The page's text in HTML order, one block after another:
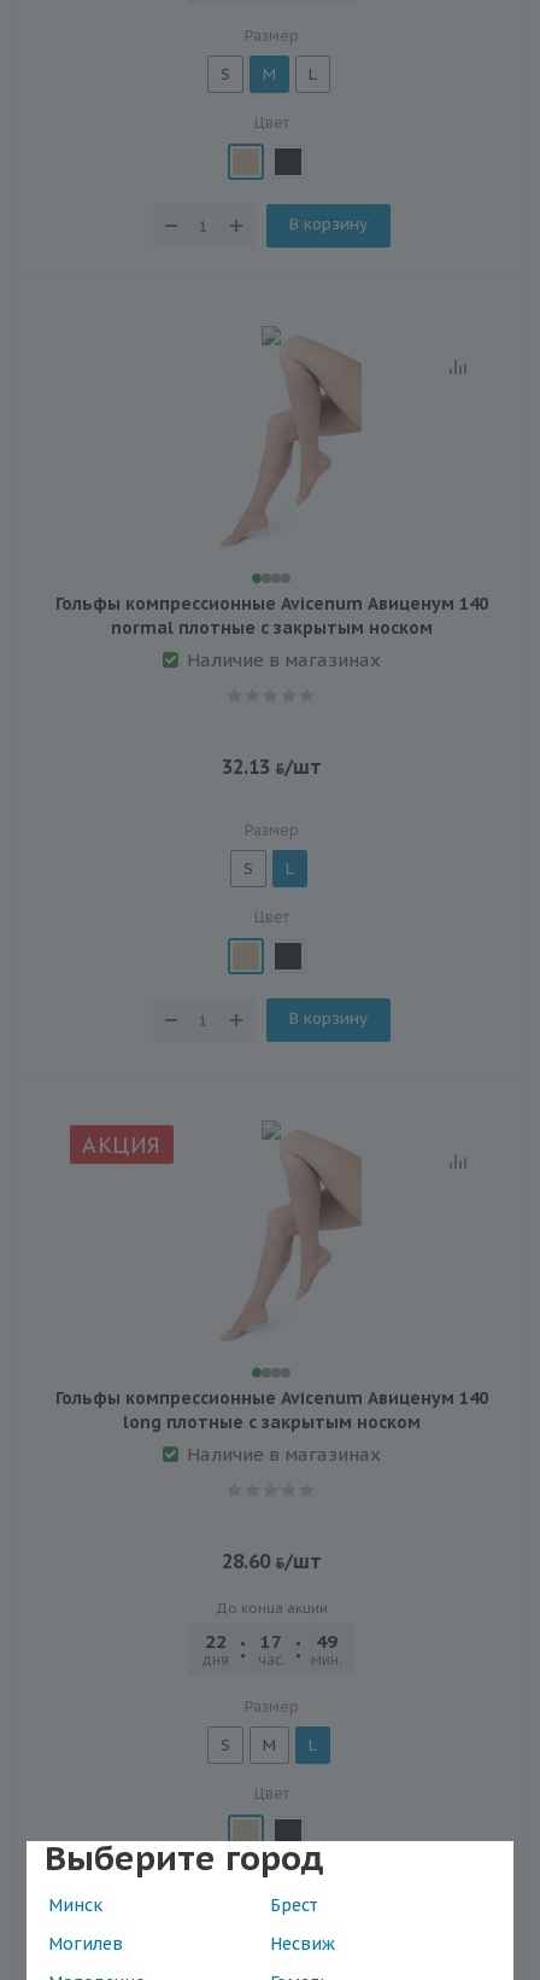
Выберите город
Минск
Брест
Могилев
Несвиж
Размер
S M L
Цвет
В корзину
Гольфы компреcсионные Avicenum Авиценум 140
normal плотные с закрытым носком
Наличие в магазинах
32.13 /шт
Размер
S L
Цвет
В корзину
АКЦИЯ
Гольфы компрессионные Avicenum Авиценум 140
long плотные с закрытым носком
Наличие в магазинах
28.60 /шт
До конца акции
22
дня
17
час.
49
мин.
Размер
S M L
Цвет